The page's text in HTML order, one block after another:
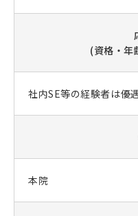
(資格・年
社内SE等の経験者は優
本院